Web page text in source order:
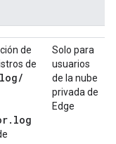
de
de
log/
. log
Solo para
usuarios
de la nube
privada de
Edge